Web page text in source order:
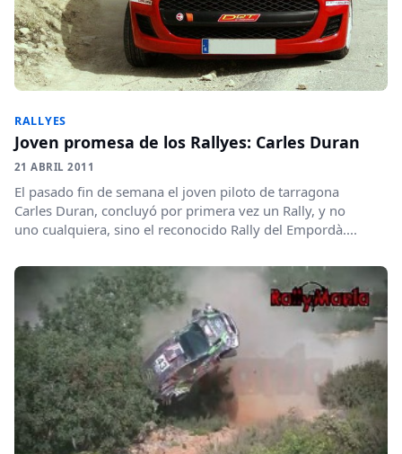
RALLYES
Joven promesa de los Rallyes: Carles Duran
21 ABRIL 2011
El pasado fin de semana el joven piloto de tarragona
Carles Duran, concluyó por primera vez un Rally, y no
uno cualquiera, sino el reconocido Rally del Empordà....